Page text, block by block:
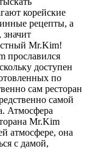
корейские
рецепты, а
значит
Mr.Kim!
прославился
доступен
по
сам ресторан
самой
Атмосфера
Mr.Kim
атмосфере, она
с дамой,